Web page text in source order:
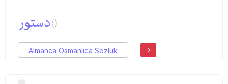
دستور()
Almanca Osmanlıca Sözlük